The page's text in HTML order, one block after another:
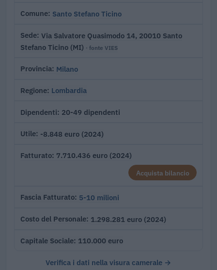
Comune Santo Stefano Ticino
Sede Via Salvatore Quasimodo 14, 20010 Santo
Stefano Ticino (MI) · fonte VIES
Provincia Milano
Regione Lombardia
Dipendenti 20-49 dipendenti
Utile -8.848 euro (2024)
Fatturato 7.710.436 euro (2024)
Acquista bilancio
Fascia Fatturato 5-10 milioni
Costo del Personale 1.298.281 euro (2024)
Capitale Sociale 110.000 euro
Verifica i dati nella visura camerale →